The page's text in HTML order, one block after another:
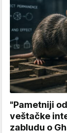
"Pametniji
veštačke
zabludu o